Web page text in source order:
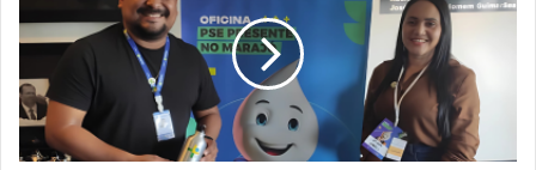
C
n
f
e
r
t
l
p
r